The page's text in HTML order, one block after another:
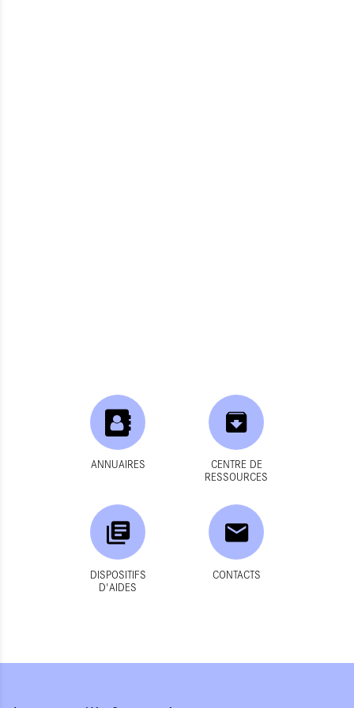
ANNUAIRES
CENTRE DE
RESSOURCES
DISPOSITIFS
D'AIDES
CONTACTS